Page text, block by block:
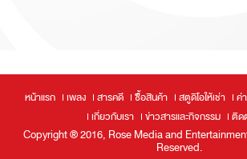
หน้าแรก เพลง สารคดี ซื้อสินค้า สตูดิโอให้เช่า ค่
เกี่ยวกับเรา
ข่าวสารและกิจกรรม ติด
Copyright ® 2016, Rose Media and
Reserved.